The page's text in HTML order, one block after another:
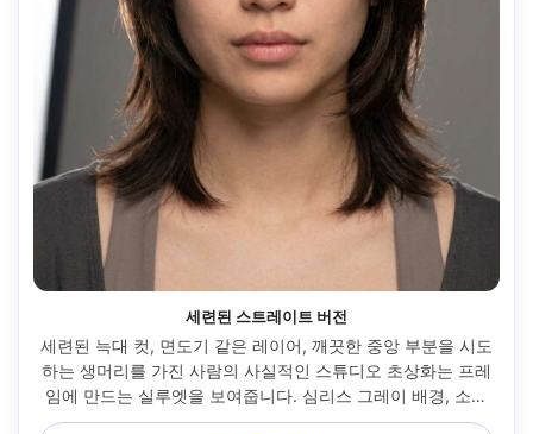
세련된 스트레이트 버전
세련된 늑대 컷, 면도기 같은 레이어, 깨끗한 중앙 부분을 시도
하는 생머리를 가진 사람의 사실적인 스튜디오 초상화는 프레
임에 만드는 실루엣을 보여줍니다. 심리스 그레이 배경, 소프
트박스 키 + 헤어 라이트, 캐논 R6, 85mm f/2, 타이트한 인물